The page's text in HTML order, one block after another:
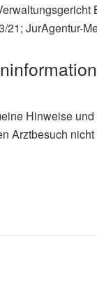
21; JurAgentur-
Hinweise
Arztbesuch nicht